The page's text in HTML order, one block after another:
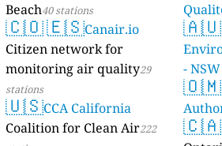
Beach40 stations
🇨🇴🇪🇸Canair.io
Citizen network for
monitoring air quality29
stations
🇺🇸CCA California
Coalition for Clean Air222
🇦🇺
- NSW
🇴🇲
🇨🇦